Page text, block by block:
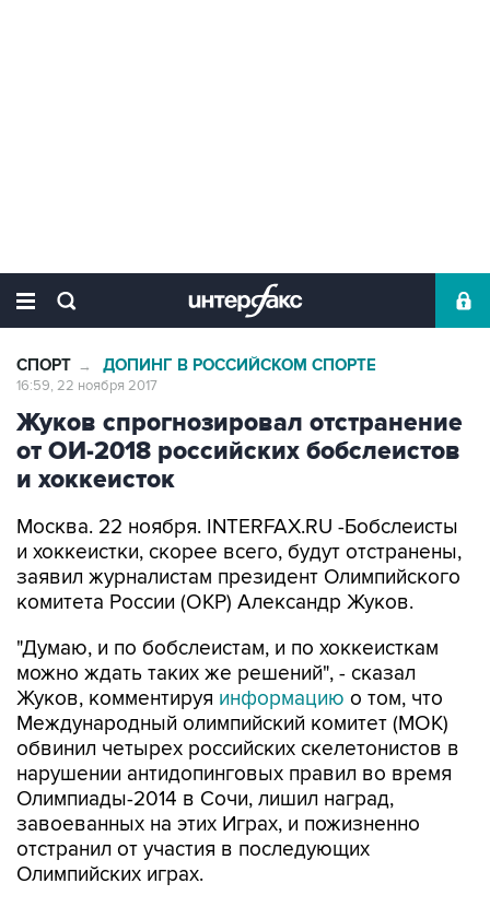
СПОРТ → ДОПИНГ В РОССИЙСКОМ СПОРТЕ
16:59, 22 ноября 2017
Жуков спрогнозировал отстранение
от ОИ-2018 российских бобслеистов
и хоккеисток
Москва. 22 ноября. INTERFAX.RU -Бобслеисты
и хоккеистки, скорее всего, будут отстранены,
заявил журналистам президент Олимпийского
комитета России (ОКР) Александр Жуков.
"Думаю, и по бобслеистам, и по хоккеисткам
можно ждать таких же решений", - сказал
Жуков, комментируя информацию о том, что
Международный олимпийский комитет (МОК)
обвинил четырех российских скелетонистов в
нарушении антидопинговых правил во время
Олимпиады-2014 в Сочи, лишил наград,
завоеванных на этих Играх, и пожизненно
отстранил от участия в последующих
Олимпийских играх.